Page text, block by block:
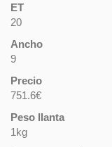
ET
20
Ancho
9
Precio
751.6€
Peso llanta
1kg